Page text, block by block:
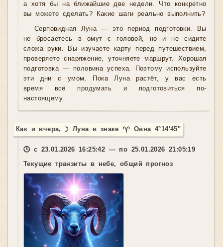
а хотя бы на ближайшие две недели. Что конкретно
вы можете сделать? Какие шаги реально выполнить?
Серповидная Луна — это период подготовки. Вы
не бросаетесь в омут с головой, но и не сидите
сложа руки. Вы изучаете карту перед путешествием,
проверяете снаряжение, уточняете маршрут. Хорошая
подготовка — половина успеха. Поэтому используйте
эти дни с умом. Пока Луна растёт, у вас есть
время всё продумать и подготовиться по-
настоящему.
Как и вчера, ☽ Луна в знаке ♈ Овна 4°14'45"
🕒 с 23.01.2026 16:25:42 — по 25.01.2026 21:05:19
Текущие транзиты в небе, общий прогноз